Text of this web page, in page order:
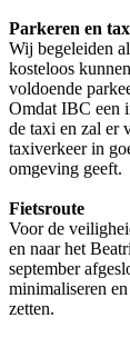
Parkeren en
Wij begeleiden
kosteloos
voldoende
Omdat IBC een
de taxi en zal er
taxiverkeer in
omgeving geeft.
Fietsroute
Voor de
en naar het
september
minimaliseren
zetten.